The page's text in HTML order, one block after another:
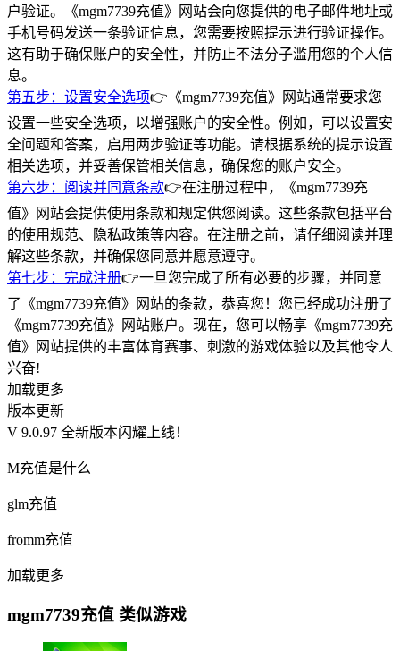
户验证。《mgm7739充值》网站会向您提供的电子邮件地址或
手机号码发送一条验证信息，您需要按照提示进行验证操作。
这有助于确保账户的安全性，并防止不法分子滥用您的个人信
息。
第五步：设置安全选项👉《mgm7739充值》网站通常要求您
设置一些安全选项，以增强账户的安全性。例如，可以设置安
全问题和答案，启用两步验证等功能。请根据系统的提示设置
相关选项，并妥善保管相关信息，确保您的账户安全。
第六步：阅读并同意条款👉在注册过程中，《mgm7739充
值》网站会提供使用条款和规定供您阅读。这些条款包括平台
的使用规范、隐私政策等内容。在注册之前，请仔细阅读并理
解这些条款，并确保您同意并愿意遵守。
第七步：完成注册👉一旦您完成了所有必要的步骤，并同意
了《mgm7739充值》网站的条款，恭喜您！您已经成功注册了
《mgm7739充值》网站账户。现在，您可以畅享《mgm7739充
值》网站提供的丰富体育赛事、刺激的游戏体验以及其他令人
兴奋!
加载更多
版本更新
V 9.0.97 全新版本闪耀上线！
M充值是什么
glm充值
fromm充值
加载更多
mgm7739充值 类似游戏